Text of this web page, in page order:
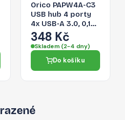
Orico PAPW4A-C3
USB hub 4 porty
4x USB-A 3.0, 0,15
m – černý
348 Kč
Skladem (2-4 dny)
Do košíku